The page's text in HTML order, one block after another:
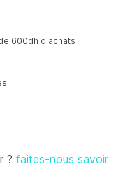
600dh d'achats
? faites-nous savoir